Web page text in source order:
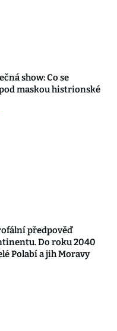
show: Co se
maskou histrionské
předpověď
Do roku 2040
Polabí a jih Moravy